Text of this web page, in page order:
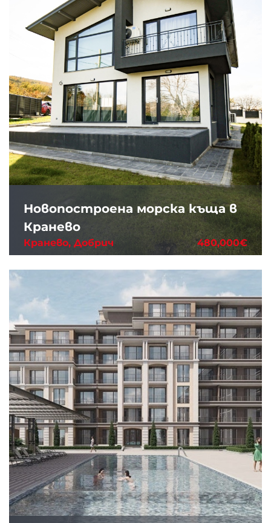
Новопостроена морска къща в
Кранево
Кранево, Добрич 480,000€